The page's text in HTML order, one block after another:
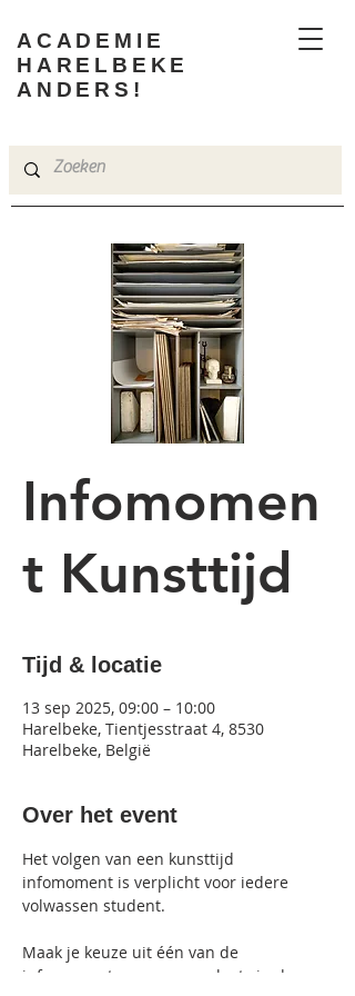
ACADEMIE
HARELBEKE
ANDERS!
Infomomen
t Kunsttijd
Tijd & locatie
13 sep 2025, 09:00 – 10:00
Harelbeke, Tientjesstraat 4, 8530
Harelbeke, België
Over het event
Het volgen van een kunsttijd
infomoment is verplicht voor iedere
volwassen student.
Maak je keuze uit één van de
infomomenten en neem plaats in de